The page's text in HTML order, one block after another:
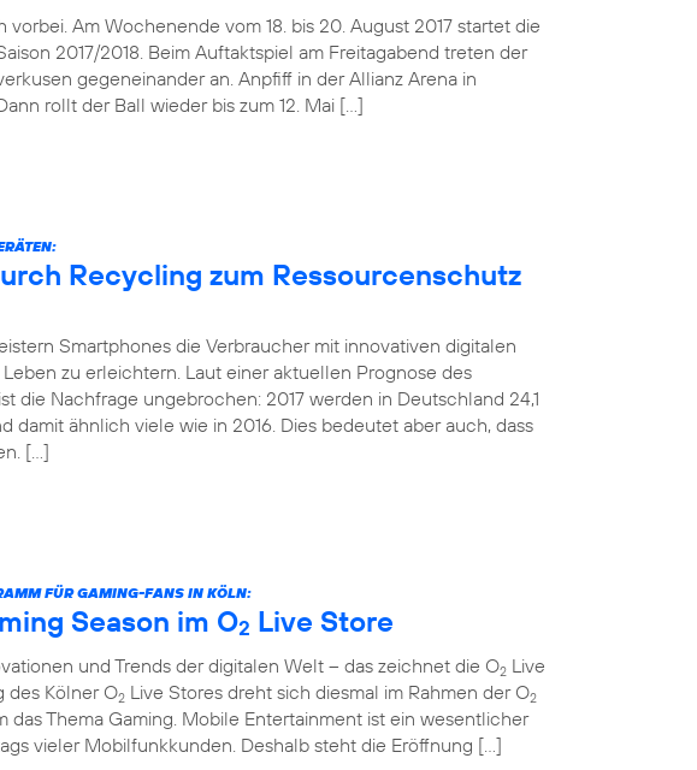
vorbei. Am Wochenende vom 18. bis 20. August 2017 startet die
2017/2018. Beim Auftaktspiel am Freitagabend treten der
gegeneinander an. Anpfiff in der Allianz Arena in
rollt der Ball wieder bis zum 12. Mai […]
Recycling zum Ressourcenschutz
Smartphones die Verbraucher mit innovativen digitalen
zu erleichtern. Laut einer aktuellen Prognose des
die Nachfrage ungebrochen: 2017 werden in Deutschland 24,1
damit ähnlich viele wie in 2016. Dies bedeutet aber auch, dass
[…]
FÜR GAMING-FANS IN KÖLN:
Season im O2 Live Store
und Trends der digitalen Welt – das zeichnet die O2 Live
des Kölner O2 Live Stores dreht sich diesmal im Rahmen der O2
das Thema Gaming. Mobile Entertainment ist ein wesentlicher
vieler Mobilfunkkunden. Deshalb steht die Eröffnung […]